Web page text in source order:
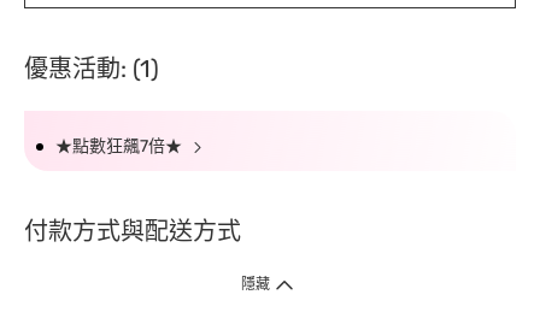
優惠活動: (1)
★點數狂飆7倍★
付款方式與配送方式
隱藏